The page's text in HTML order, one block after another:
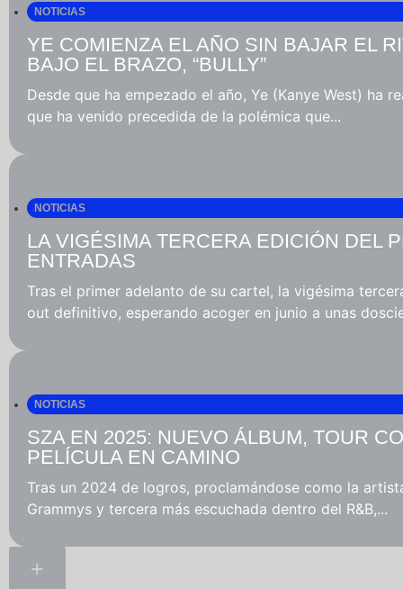
NOTICIAS
YE COMIENZA EL AÑO SIN BAJAR EL
BAJO EL BRAZO, “BULLY”
Desde que ha empezado el año, Ye (Kanye West) ha
que ha venido precedida de la polémica que...
NOTICIAS
LA VIGÉSIMA TERCERA EDICIÓN DEL
ENTRADAS
Tras el primer adelanto de su cartel, la vigésima
out definitivo, esperando acoger en junio a unas
NOTICIAS
SZA EN 2025: NUEVO ÁLBUM, TOUR
PELÍCULA EN CAMINO
Tras un 2024 de logros, proclamándose como la
Grammys y tercera más escuchada dentro del R&B,...
+